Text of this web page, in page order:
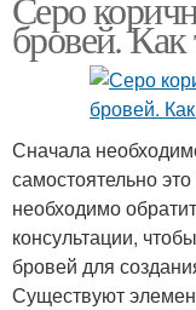
бровей. Как
Сначала
самостоятельно
необходимо
консультации,
бровей для
Существуют